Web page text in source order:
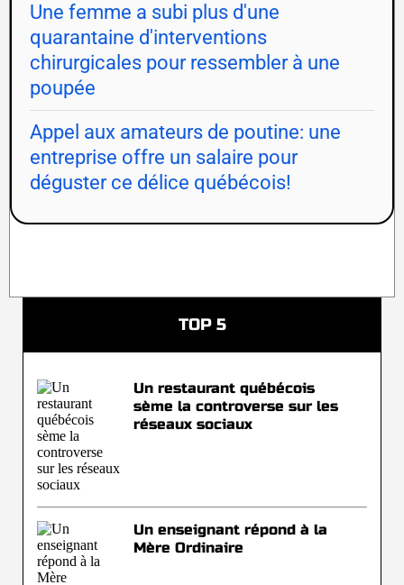
Une femme a subi plus d'une
quarantaine d'interventions
chirurgicales pour ressembler à une
poupée
Appel aux amateurs de poutine: une
entreprise offre un salaire pour
déguster ce délice québécois!
TOP 5
Un restaurant québécois
sème la controverse sur les
réseaux sociaux
Un enseignant répond à la
Mère Ordinaire